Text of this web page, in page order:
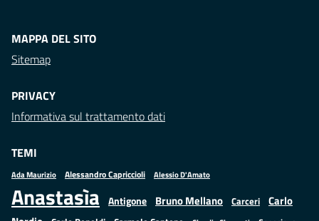
MAPPA DEL SITO
Sitemap
PRIVACY
Informativa sul trattamento dati
TEMI
Ada Maurizio Alessandro Capriccioli Alessio D'Amato
Anastasìa Antigone Bruno Mellano Carceri
Carlo